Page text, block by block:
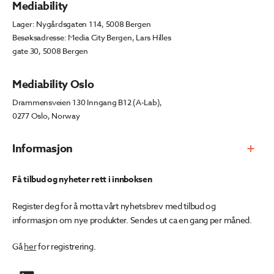
Informasjon
Mediability
Lager: Nygårdsgaten 114, 5008 Bergen
Besøksadresse: Media City Bergen, Lars Hilles
gate 30, 5008 Bergen
Mediability Oslo
Drammensveien 130 Inngang B12 (A-Lab),
0277 Oslo, Norway
Få tilbud og nyheter rett i innboksen
Register deg for å motta vårt nyhetsbrev med tilbud og
informasjon om nye produkter. Sendes ut ca en gang per måned.
Gåherfor registrering.